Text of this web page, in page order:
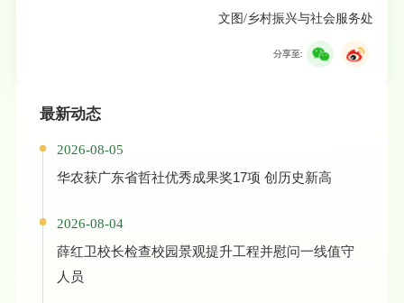
文图/乡村振兴与社会服务处
分享至:
最新动态
2026-08-05
华农获广东省哲社优秀成果奖17项 创历史新高
2026-08-04
薛红卫校长检查校园景观提升工程并慰问一线值守
人员